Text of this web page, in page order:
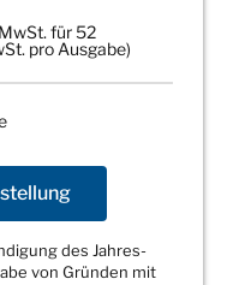
für 52
pro Ausgabe)
des Jahres-
von Gründen mit